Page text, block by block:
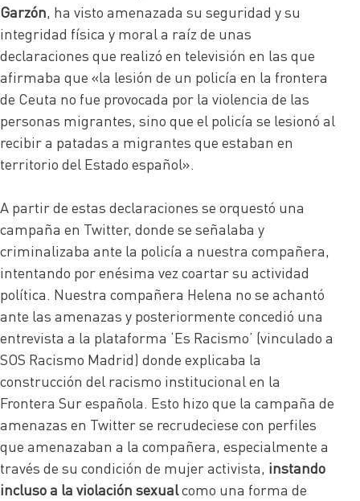
Garzón, ha visto amenazada su seguridad y su
integridad física y moral a raíz de unas
declaraciones que realizó en televisión en las que
afirmaba que «la lesión de un policía en la frontera
de Ceuta no fue provocada por la violencia de las
personas migrantes, sino que el policía se lesionó al
recibir a patadas a migrantes que estaban en
territorio del Estado español».
A partir de estas declaraciones se orquestó una
campaña en Twitter, donde se señalaba y
criminalizaba ante la policía a nuestra compañera,
intentando por enésima vez coartar su actividad
política. Nuestra compañera Helena no se achantó
ante las amenazas y posteriormente concedió una
entrevista a la plataforma ‘Es Racismo’ (vinculado a
SOS Racismo Madrid) donde explicaba la
construcción del racismo institucional en la
Frontera Sur española. Esto hizo que la campaña de
amenazas en Twitter se recrudeciese con perfiles
que amenazaban a la compañera, especialmente a
través de su condición de mujer activista, instando
incluso a la violación sexualcomo una forma de